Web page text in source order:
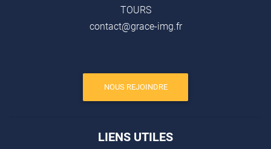
TOURS
contact@grace-img.fr
NOUS REJOINDRE
LIENS UTILES